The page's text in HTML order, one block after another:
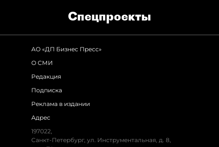
Спец­проекты
АО «ДП Бизнес Пресс»
О СМИ
Редакция
Подписка
Реклама в издании
Адрес
197022,
Санкт-Петербург, ул. Инструментальная, д. 8,